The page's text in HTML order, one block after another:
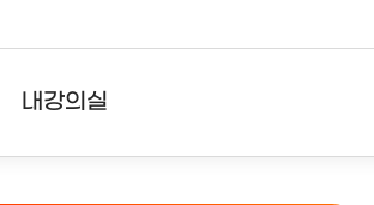
내강의실